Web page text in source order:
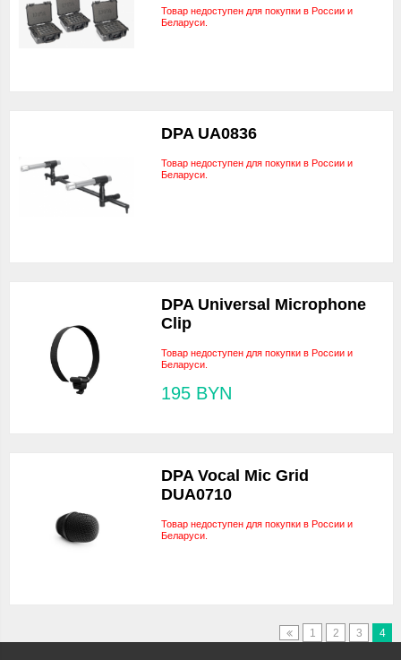
Товар недоступен для покупки в России и
Беларуси.
DPA UA0836
Товар недоступен для покупки в России и
Беларуси.
DPA Universal Microphone
Clip
Товар недоступен для покупки в России и
Беларуси.
195 BYN
DPA Vocal Mic Grid
DUA0710
Товар недоступен для покупки в России и
Беларуси.
1 2 3 4